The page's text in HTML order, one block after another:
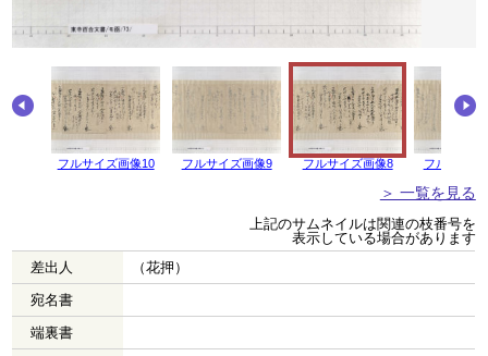
フルサイズ画像10 フルサイズ画像9 フルサイズ画像8 フルサイズ
＞ 一覧を見る
上記のサムネイルは関連の枝番号を
表示している場合があります
差出人
（花押）
宛名書
端裏書